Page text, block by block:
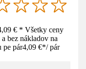
€ * Všetky ceny
bez nákladov na
pe pár4,09 €*/ pár